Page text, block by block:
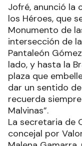
Jofré, anunció la
los Héroes, que
Monumento de
intersección de
Pantaleón
lado, y hasta la
plaza que
dar un sentido
recuerda
Malvinas”.
La secretaria de
concejal por